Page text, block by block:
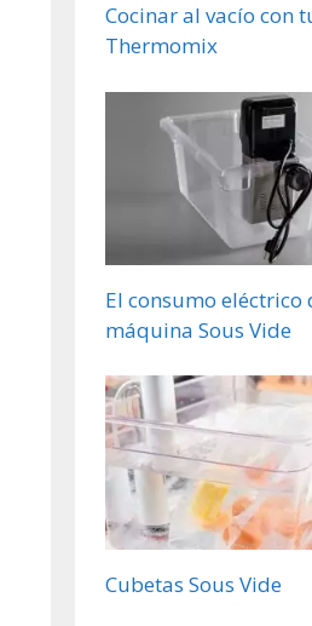
Cocinar al vacío con
Thermomix
El consumo eléctrico
máquina Sous Vide
Cubetas Sous Vide